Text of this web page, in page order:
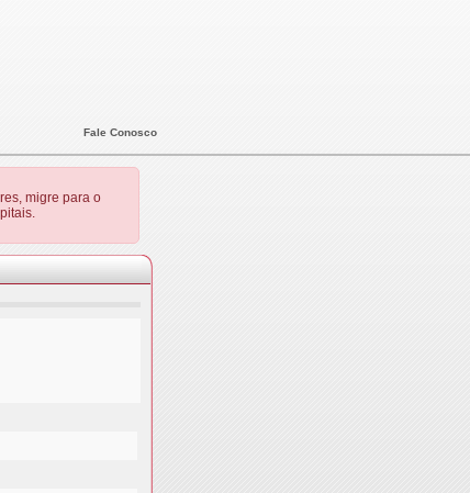
Fale Conosco
migre para o